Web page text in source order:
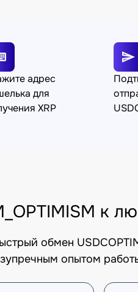
адрес
для
XRP
к
обмен
опытом